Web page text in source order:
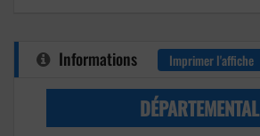
Informations Imprimer l'affiche
DÉPARTEMENTAL